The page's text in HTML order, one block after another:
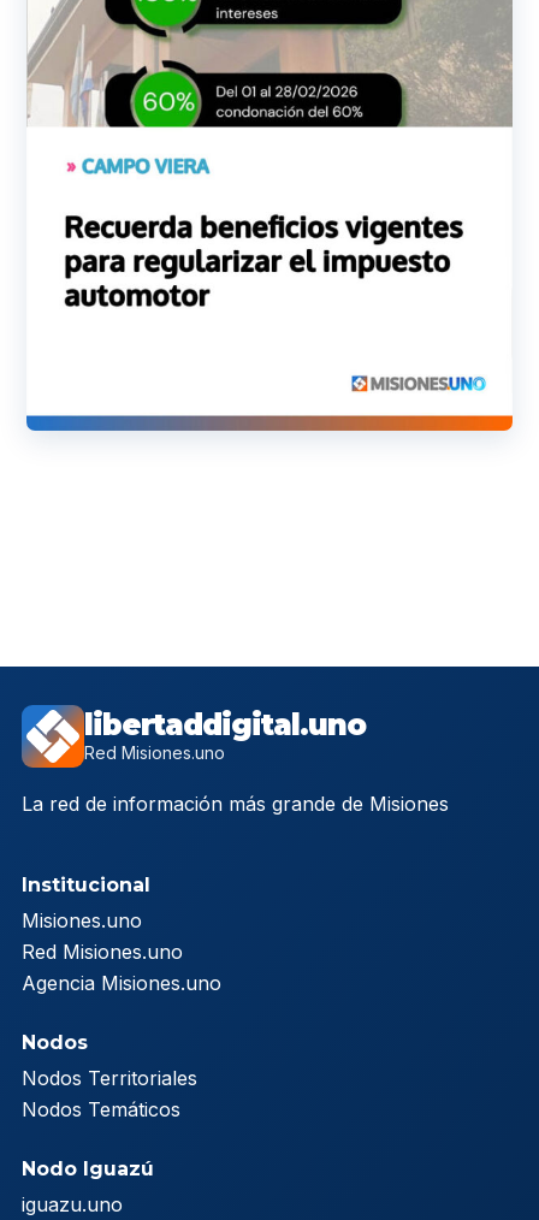
libertaddigital.uno
Red Misiones.uno
La red de información más grande de Misiones
Institucional
Misiones.uno
Red Misiones.uno
Agencia Misiones.uno
Nodos
Nodos Territoriales
Nodos Temáticos
Nodo Iguazú
iguazu.uno